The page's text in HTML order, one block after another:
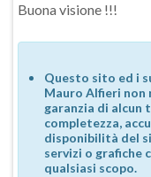
Buona visione !!!
Questo sito ed i
Mauro Alfieri non
garanzia di alcun
completezza,
disponibilità del
servizi o grafiche
qualsiasi scopo.